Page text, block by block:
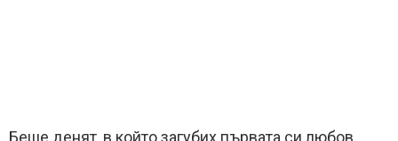
Беше денят, в който загубих първата си любов.